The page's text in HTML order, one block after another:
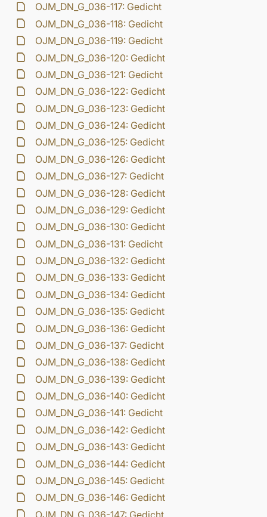
OJM_DN_G_036-117: Gedicht
OJM_DN_G_036-118: Gedicht
OJM_DN_G_036-119: Gedicht
OJM_DN_G_036-120: Gedicht
OJM_DN_G_036-121: Gedicht
OJM_DN_G_036-122: Gedicht
OJM_DN_G_036-123: Gedicht
OJM_DN_G_036-124: Gedicht
OJM_DN_G_036-125: Gedicht
OJM_DN_G_036-126: Gedicht
OJM_DN_G_036-127: Gedicht
OJM_DN_G_036-128: Gedicht
OJM_DN_G_036-129: Gedicht
OJM_DN_G_036-130: Gedicht
OJM_DN_G_036-131: Gedicht
OJM_DN_G_036-132: Gedicht
OJM_DN_G_036-133: Gedicht
OJM_DN_G_036-134: Gedicht
OJM_DN_G_036-135: Gedicht
OJM_DN_G_036-136: Gedicht
OJM_DN_G_036-137: Gedicht
OJM_DN_G_036-138: Gedicht
OJM_DN_G_036-139: Gedicht
OJM_DN_G_036-140: Gedicht
OJM_DN_G_036-141: Gedicht
OJM_DN_G_036-142: Gedicht
OJM_DN_G_036-143: Gedicht
OJM_DN_G_036-144: Gedicht
OJM_DN_G_036-145: Gedicht
OJM_DN_G_036-146: Gedicht
OJM_DN_G_036-147: Gedicht